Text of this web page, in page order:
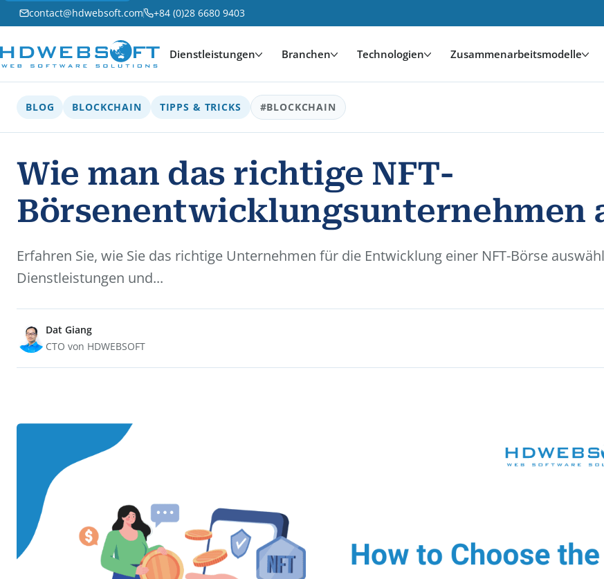
contact@hdwebsoft.com +84 (0)28 6680 9403
Dienstleistungen Branchen Technologien Zusammenarbeitsmodelle
BLOG BLOCKCHAIN TIPPS & TRICKS #BLOCKCHAIN
Wie man das richtige NFT-
Börsenentwicklungsunternehmen
Erfahren Sie, wie Sie das richtige Unternehmen für die Entwicklung einer NFT-Börse
Dienstleistungen und...
Dat Giang
CTO von HDWEBSOFT